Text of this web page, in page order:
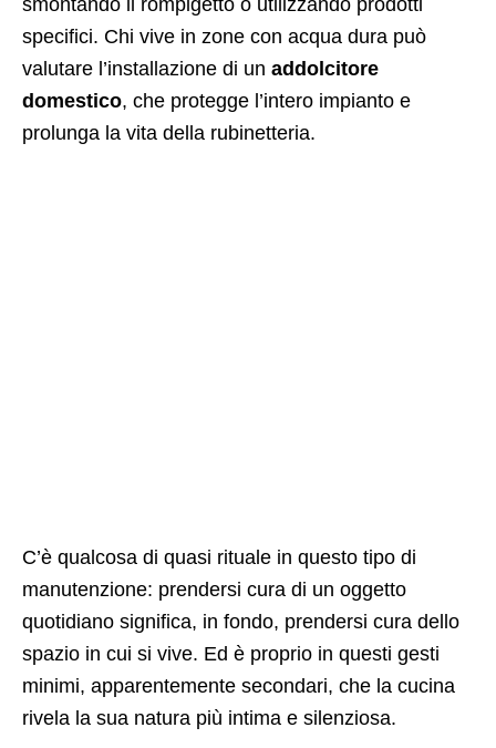
specifici. Chi vive in zone con acqua dura può
valutare l’installazione di un addolcitore
domestico, che protegge l’intero impianto e
prolunga la vita della rubinetteria.
C’è qualcosa di quasi rituale in questo tipo di
manutenzione: prendersi cura di un oggetto
quotidiano significa, in fondo, prendersi cura dello
spazio in cui si vive. Ed è proprio in questi gesti
minimi, apparentemente secondari, che la cucina
rivela la sua natura più intima e silenziosa.